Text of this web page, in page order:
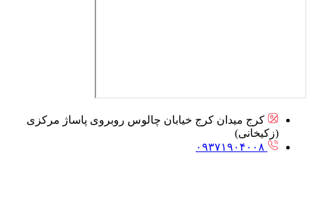
کرج میدان کرج خیابان چالوس روبروی پاساژ مرکزی
(زکیخانی)
۰۹۳۷۱۹۰۴۰۰۸